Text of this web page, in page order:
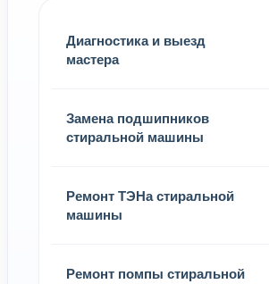
Диагностика и выезд
мастера
Замена подшипников
стиральной машины
Ремонт ТЭНа стиральной
машины
Ремонт помпы стиральной